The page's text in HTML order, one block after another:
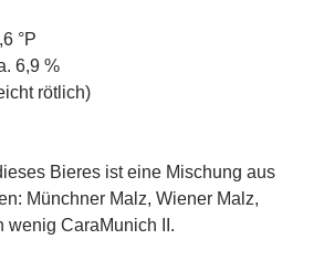
°P
6,9 %
rötlich)
Bieres ist eine Mischung aus
Münchner Malz, Wiener Malz,
wenig CaraMunich II.